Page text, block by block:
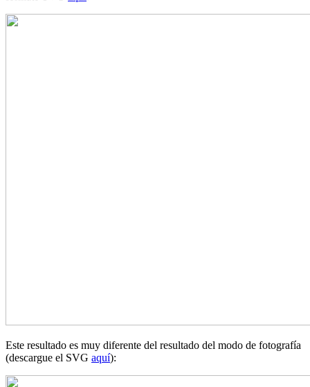
Este resultado es muy diferente del resultado del modo de fotografía
(descargue el SVG aquí):